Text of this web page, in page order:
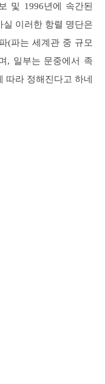
및 1996년에 속간된
이러한 항렬 명단은
(파는 세계관 중 규모
, 일부는 문중에서 족
따라 정해진다고 하네